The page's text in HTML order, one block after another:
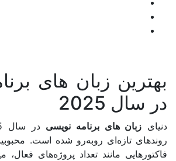
C
زبان های برنامه
های برنامه نویسی
در سال
روبه‌رو شده است. محبوبیت
مانند تعداد پروژه‌های فعال، میزان تقاضا